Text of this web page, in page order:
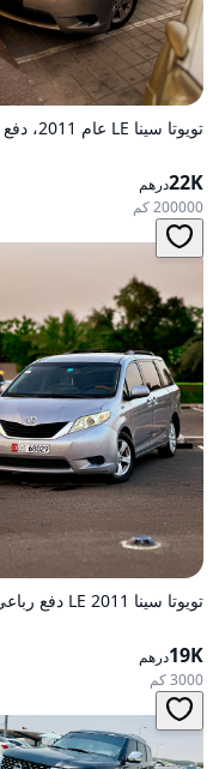
تويوتا سينا LE عام 2011، دفع رباعي
22Kدرهم
200000 كم
تويوتا سينا 2011 LE دفع رباعي
19Kدرهم
3000 كم